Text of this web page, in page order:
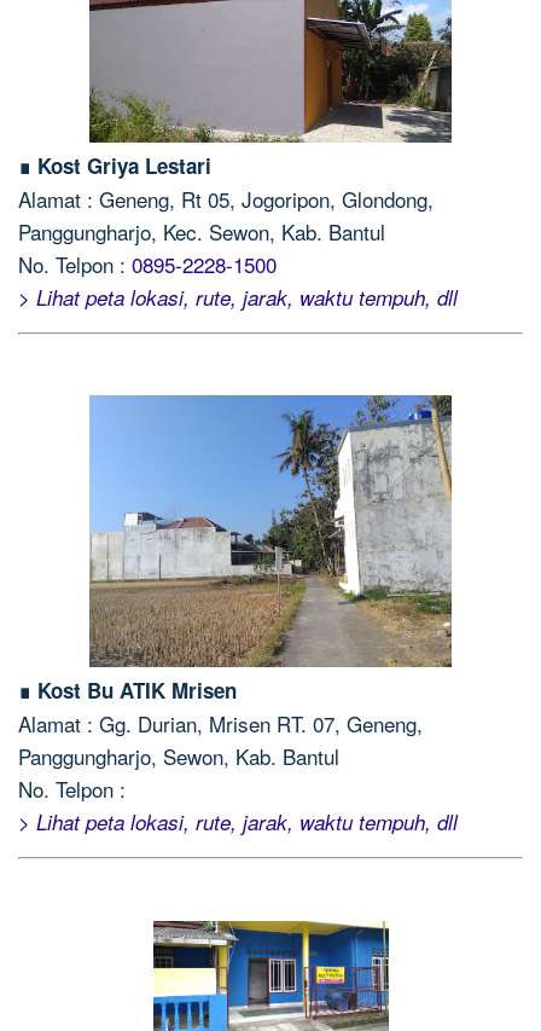
∎ Kost Griya Lestari
Alamat : Geneng, Rt 05, Jogoripon, Glondong,
Panggungharjo, Kec. Sewon, Kab. Bantul
No. Telpon : 0895-2228-1500
> Lihat peta lokasi, rute, jarak, waktu tempuh, dll
∎ Kost Bu ATIK Mrisen
Alamat : Gg. Durian, Mrisen RT. 07, Geneng,
Panggungharjo, Sewon, Kab. Bantul
No. Telpon :
> Lihat peta lokasi, rute, jarak, waktu tempuh, dll